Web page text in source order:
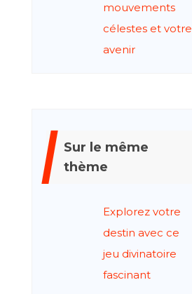
mouvements
célestes et votre
avenir
Sur le même
thème
Explorez votre
destin avec ce
jeu divinatoire
fascinant